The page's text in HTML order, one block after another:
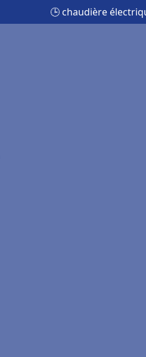
🕒 chaudière